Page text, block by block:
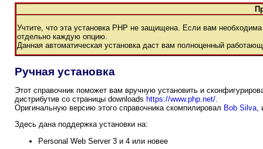
Учтите, что эта установка РНР не защищена. Если вам
отдельно каждую опцию.
Данная автоматическая установка даст вам полноценный
Ручная установка
Этот справочник поможет вам вручную установить и
дистрибутив со страницы downloads https://www.php.net/
Оригинальную версию этого справочника скомпилировал Bob Silva
Здесь дана поддержка установки на:
Personal Web Server 3 и 4 или новее